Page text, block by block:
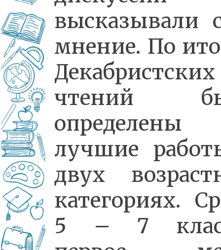
высказывали
мнение. По
Декабристских
чтений
определены
лучшие
двух
категориях.
5 – 7